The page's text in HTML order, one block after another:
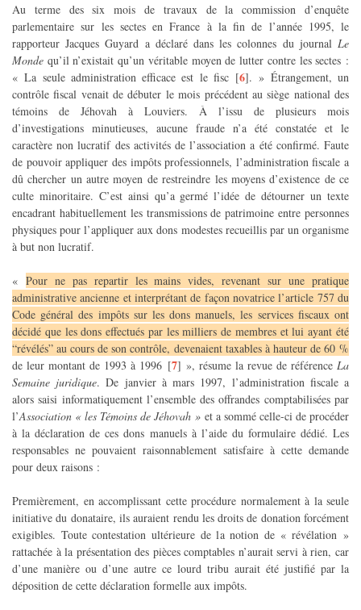
Au terme des six mois de travaux de la commission d’enquête
parlementaire sur les sectes en France à la fin de l’année 1995, le
rapporteur Jacques Guyard a déclaré dans les colonnes du journal Le
Monde qu’il n’existait qu’un véritable moyen de lutter contre les sectes :
« La seule administration efficace est le fisc[6]. » Étrangement, un
contrôle fiscal venait de débuter le mois précédent au siège national des
témoins de Jéhovah à Louviers. À l’issu de plusieurs mois
d’investigations minutieuses, aucune fraude n’a été constatée et le
caractère non lucratif des activités de l’association a été confirmé. Faute
de pouvoir appliquer des impôts professionnels, l’administration fiscale a
dû chercher un autre moyen de restreindre les moyens d’existence de ce
culte minoritaire. C’est ainsi qu’a germé l’idée de détourner un texte
encadrant habituellement les transmissions de patrimoine entre personnes
physiques pour l’appliquer aux dons modestes recueillis par un organisme
à but non lucratif.
« Pour ne pas repartir les mains vides, revenant sur une pratique
administrative ancienne et interprétant de façon novatrice l’article 757 du
Code général des impôts sur les dons manuels, les services fiscaux ont
décidé que les dons effectués par les milliers de membres et lui ayant été
“révélés” au cours de son contrôle, devenaient taxables à hauteur de 60 %
de leur montant de 1993 à 1996 [7] », résume la revue de référence La
Semaine juridique. De janvier à mars 1997, l’administration fiscale a
alors saisi informatiquement l’ensemble des offrandes comptabilisées par
l’Association « les Témoins de Jéhovah » et a sommé celle-ci de procéder
à la déclaration de ces dons manuels à l’aide du formulaire dédié. Les
responsables ne pouvaient raisonnablement satisfaire à cette demande
pour deux raisons :
Premièrement, en accomplissant cette procédure normalement à la seule
initiative du donataire, ils auraient rendu les droits de donation forcément
exigibles. Toute contestation ultérieure de la notion de « révélation »
rattachée à la présentation des pièces comptables n’aurait servi à rien, car
d’une manière ou d’une autre ce lourd tribu aurait été justifié par la
déposition de cette déclaration formelle aux impôts.